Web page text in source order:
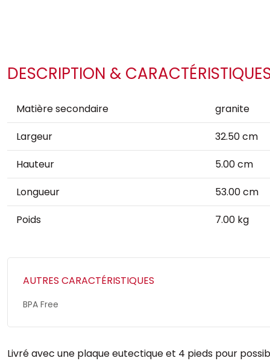
DESCRIPTION &
Matière secondaire
granite
Largeur
32.50 cm
Hauteur
5.00 cm
Longueur
53.00 cm
Poids
7.00 kg
AUTRES CARACTÉRISTIQUES
BPA Free
Livré avec une plaque eutectique et 4 pieds pour